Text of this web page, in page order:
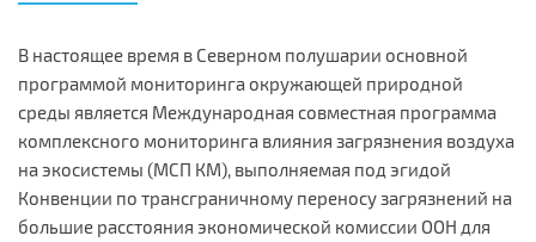
В настоящее время в Северном полушарии основной
программой мониторинга окружающей природной
среды является Международная совместная программа
комплексного мониторинга влияния загрязнения воздуха
на экосистемы (МСП КМ), выполняемая под эгидой
Конвенции по трансграничному переносу загрязнений на
большие расстояния экономической комиссии ООН для